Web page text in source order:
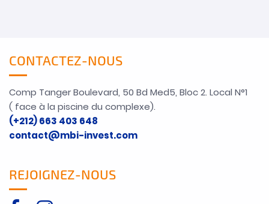
CONTACTEZ-NOUS
Comp Tanger Boulevard, 50 Bd Med5, Bloc 2. Local N°1
( face à la piscine du complexe).
(+212) 663 403 648
contact@mbi-invest.com
REJOIGNEZ-NOUS